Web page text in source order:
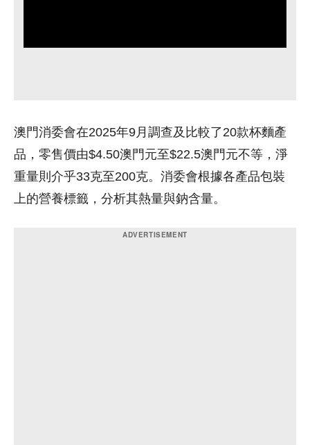
澳門消委會在2025年9月調查及比較了20款杯麵產
品，零售價由$4.50澳門元至$22.5澳門元不等，淨
重量則介乎33克至200克。消委會根據各產品包裝
上的營養標籤，分析其熱量與鈉含量。